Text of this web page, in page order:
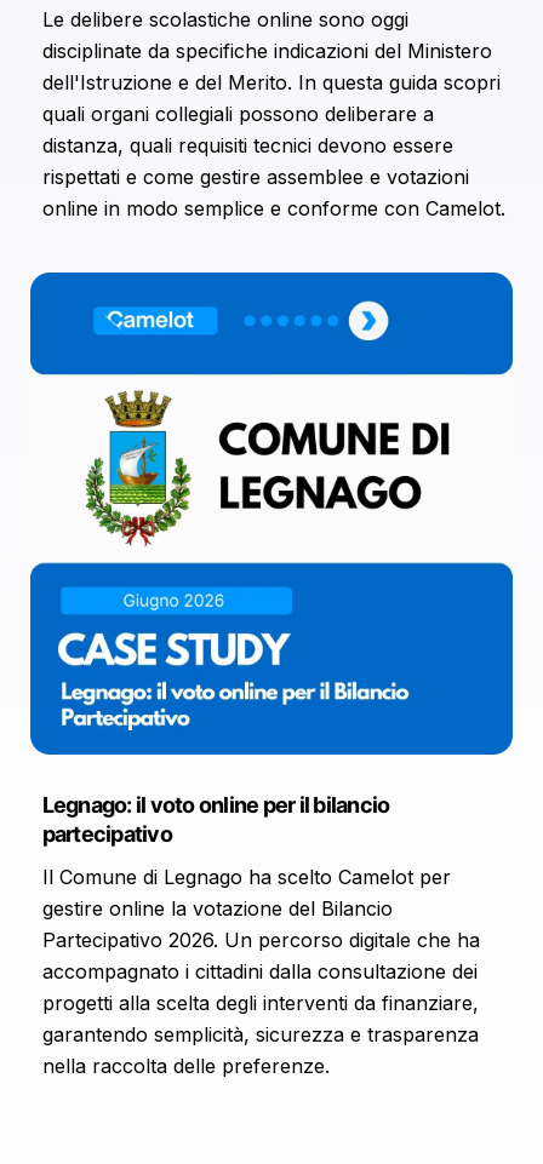
combinarle con altre informazioni che hai fornito loro o
che hanno raccolto dal tuo utilizzo dei loro servizi.
Le delibere scolastiche online sono oggi
disciplinate da specifiche indicazioni del Ministero
dell'Istruzione e del Merito. In questa guida scopri
quali organi collegiali possono deliberare a
distanza, quali requisiti tecnici devono essere
rispettati e come gestire assemblee e votazioni
online in modo semplice e conforme con Camelot.
Legnago: il voto online per il bilancio
partecipativo
Il Comune di Legnago ha scelto Camelot per
gestire online la votazione del Bilancio
Partecipativo 2026. Un percorso digitale che ha
accompagnato i cittadini dalla consultazione dei
progetti alla scelta degli interventi da finanziare,
garantendo semplicità, sicurezza e trasparenza
nella raccolta delle preferenze.